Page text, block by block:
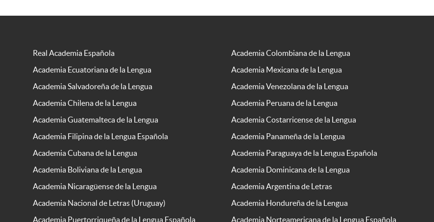
Real Academia Española
Academia Colombiana de la Lengua
Academia Ecuatoriana de la Lengua
Academia Mexicana de la Lengua
Academia Salvadoreña de la Lengua
Academia Venezolana de la Lengua
Academia Chilena de la Lengua
Academia Peruana de la Lengua
Academia Guatemalteca de la Lengua
Academia Costarricense de la Lengua
Academia Filipina de la Lengua Española
Academia Panameña de la Lengua
Academia Cubana de la Lengua
Academia Paraguaya de la Lengua Española
Academia Boliviana de la Lengua
Academia Dominicana de la Lengua
Academia Nicaragüense de la Lengua
Academia Argentina de Letras
Academia Nacional de Letras (Uruguay)
Academia Hondureña de la Lengua
Academia Puertorriqueña de la Lengua Española
Academia Norteamericana de la Lengua Española